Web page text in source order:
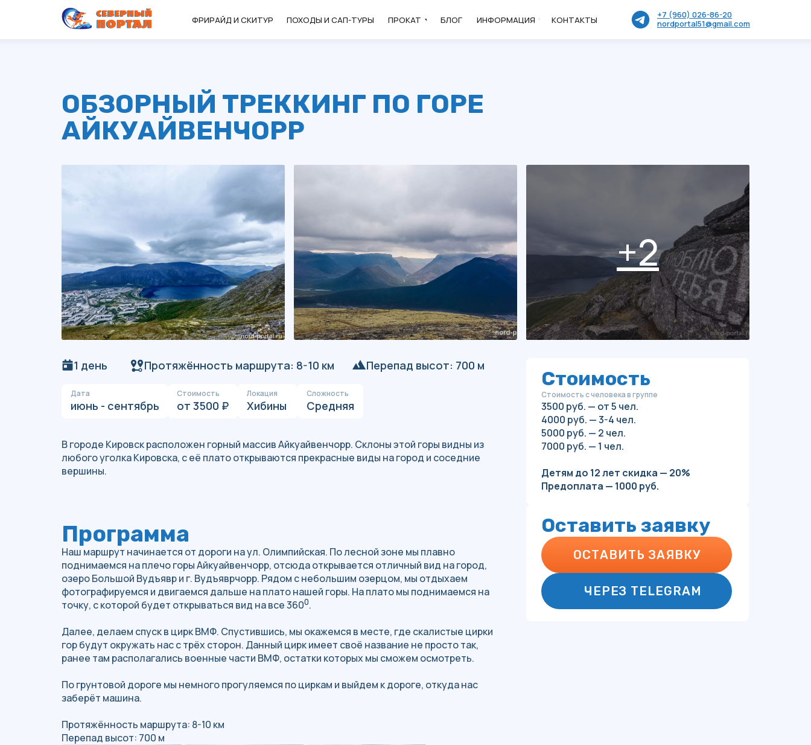
ФРИРАЙД И СКИТУР ПОХОДЫ И САП-ТУРЫ ПРОКАТ БЛОГ ИНФОРМАЦИЯ КОНТАКТЫ
+7 (960) 026-86-20
nordportal51@gmail.com
ОБЗОРНЫЙ ТРЕККИНГ ПО ГОРЕ
АЙКУАЙВЕНЧОРР
+2
1 день Протяжённость маршрута: 8-10 км Перепад высот: 700 м
Дата
июнь - сентябрь
Стоимость
от 3500 ₽
Локация
Хибины
Сложность
Средняя
В городе Кировск расположен горный массив Айкуайвенчорр. Склоны этой горы видны из
любого уголка Кировска, с её плато открываются прекрасные виды на город и соседние
вершины.
Стоимость
Стоимость с человека в группе
3500 руб. — от 5 чел.
4000 руб. — 3-4 чел.
5000 руб. — 2 чел.
7000 руб. — 1 чел.
Детям до 12 лет скидка — 20%
Предоплата — 1000 руб.
Оставить заявку
ОСТАВИТЬ ЗАЯВКУ
ЧЕРЕЗ TELEGRAM
Программа
Наш маршрут начинается от дороги на ул. Олимпийская. По лесной зоне мы плавно
поднимаемся на плечо горы Айкуайвенчорр, отсюда открывается отличный вид на город,
озеро Большой Вудъявр и г. Вудъяврчорр. Рядом с небольшим озерцом, мы отдыхаем
фотографируемся и двигаемся дальше на плато нашей горы. На плато мы поднимаемся на
точку, с которой будет открываться вид на все 3600.
Далее, делаем спуск в цирк ВМФ. Спустившись, мы окажемся в месте, где скалистые цирки
гор будут окружать нас с трёх сторон. Данный цирк имеет своё название не просто так,
ранее там располагались военные части ВМФ, остатки которых мы сможем осмотреть.
По грунтовой дороге мы немного прогуляемся по циркам и выйдем к дороге, откуда нас
заберёт машина.
Протяжённость маршрута: 8-10 км
Перепад высот: 700 м